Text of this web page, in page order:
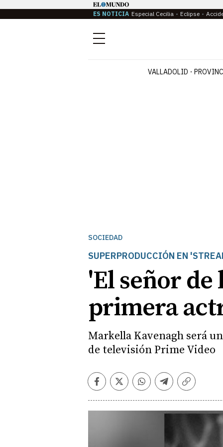
ES NOTICIA Especial Cecilia Eclipse
Menú
VALLADOLID
SOCIEDAD
SUPERPRODUCCIÓN EN
'El señor de
primera
Markella Kavenagh será
de televisión Prime Video
Facebook
TwitterWhatsapp
Telegram
Copiar